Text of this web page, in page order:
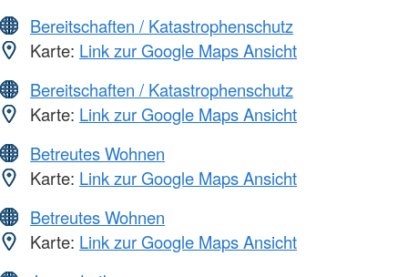
Bereitschaften / Katastrophenschutz
Karte: Link zur Google Maps Ansicht
Bereitschaften / Katastrophenschutz
Karte: Link zur Google Maps Ansicht
Betreutes Wohnen
Karte: Link zur Google Maps Ansicht
Betreutes Wohnen
Karte: Link zur Google Maps Ansicht